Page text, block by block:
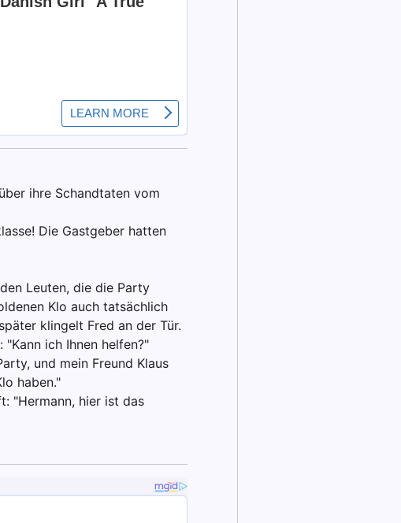
ihre Schandtaten vom
Die Gastgeber hatten
Leuten, die die Party
Klo auch tatsächlich
klingelt Fred an der Tür.
ich Ihnen helfen?"
und mein Freund Klaus
haben."
"Hermann, hier ist das